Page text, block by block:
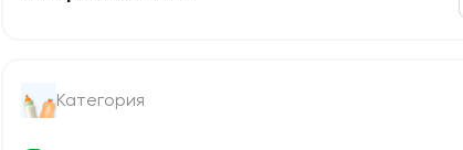
Категория